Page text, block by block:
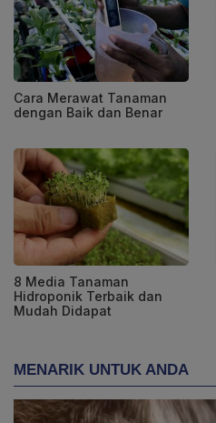
Cara Merawat Tanaman
dengan Baik dan Benar
8 Media Tanaman
Hidroponik Terbaik dan
Mudah Didapat